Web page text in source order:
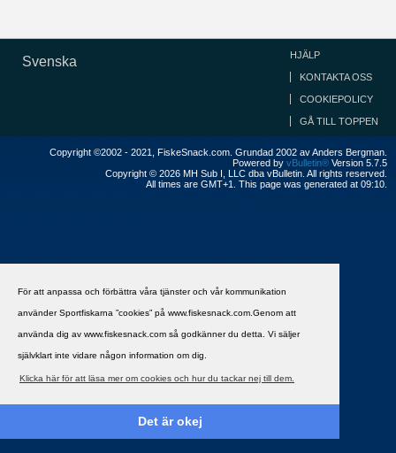
För att anpassa och förbättra våra tjänster och vår kommunikation
använder Sportfiskarna ”cookies” på www.fiskesnack.com.Genom att
använda dig av www.fiskesnack.com så godkänner du detta. Vi säljer
självklart inte vidare någon information om dig.
Klicka här för att läsa mer om cookies och hur du tackar nej till dem.
Det är okej
Svenska HJÄLP
KONTAKTA OSS
COOKIEPOLICY
GÅ TILL TOPPEN
Copyright ©2002 - 2021, FiskeSnack.com. Grundad 2002 av Anders Bergman.
Powered by vBulletin® Version 5.7.5
Copyright © 2026 MH Sub I, LLC dba vBulletin. All rights reserved.
All times are GMT+1. This page was generated at 09:10.